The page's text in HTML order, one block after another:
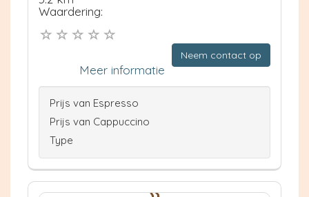
Waardering:
Neem contact op
Meer informatie
Prijs van Espresso
Prijs van Cappuccino
Type